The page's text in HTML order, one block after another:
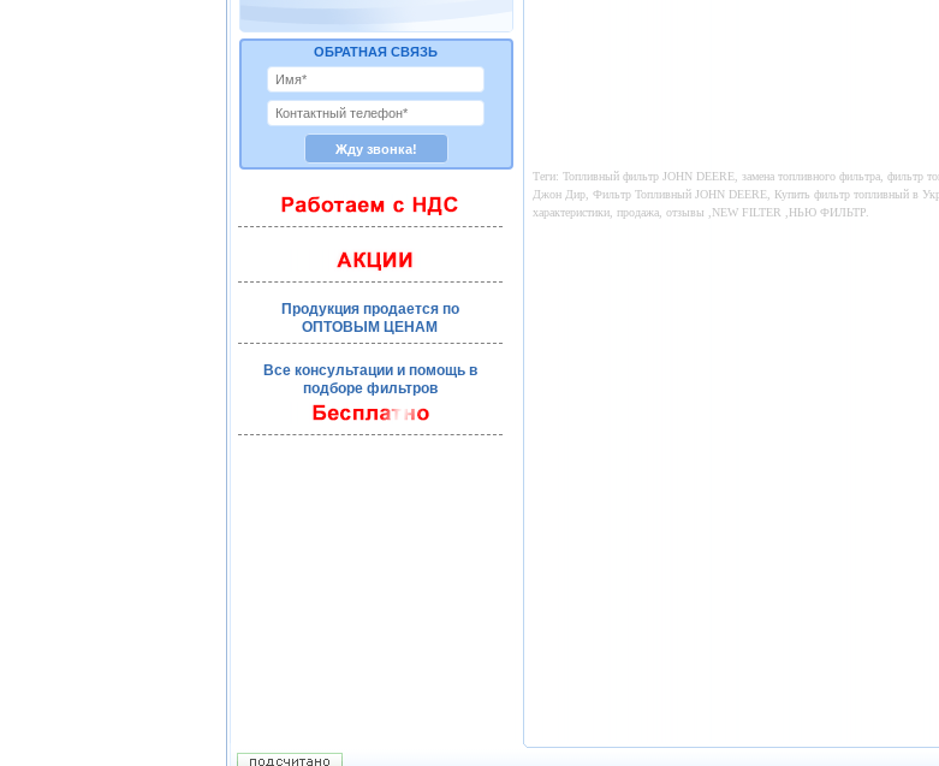
ОБРАТНАЯ СВЯЗЬ
Продукция продается по
ОПТОВЫМ ЦЕНАМ
Все консультации и помощь в
подборе фильтров
Теги: Топливный фильтр JOHN DEERE, замена топливного фильтра,
Джон Дир, Фильтр Топливный JOHN DEERE, Купить фильтр топливный в
характеристики, продажа, отзывы ,NEW FILTER ,НЬЮ ФИЛЬТР.